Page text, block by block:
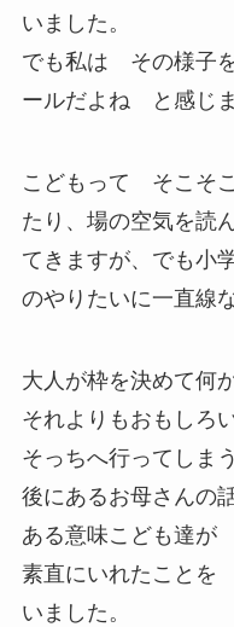
いました。
でも私は その様子
ールだよね と感じ
こどもって そこそ
たり、場の空気を読
てきますが、でも小
のやりたいに一直線
大人が枠を決めて何
それよりもおもしろ
そっちへ行ってしまう
後にあるお母さんの
ある意味こども達が
素直にいれたことを
いました。